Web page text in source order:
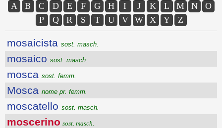
A B C D E F G H I J K L M N
O
P
Q R S T U V W X Y Z
mosaicista sost. masch.
mosaico sost. masch.
mosca sost. femm.
Mosca nome pr. femm.
moscatello sost. masch.
moscerino sost. masch.